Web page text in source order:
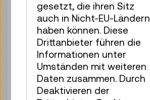
Mo 10.08. 14:00–14:40
Reservierung Kinderbereich
35 Plätze frei
€ 2,50
Mo 10.08. 15:00–15:40
Reservierung Kinderbereich
gesetzt, die ihren Sitz
auch in Nicht-EU-Ländern
haben können. Diese
Drittanbieter führen die
Informationen unter
Umständen mit weiteren
Daten zusammen. Durch
Deaktivieren der